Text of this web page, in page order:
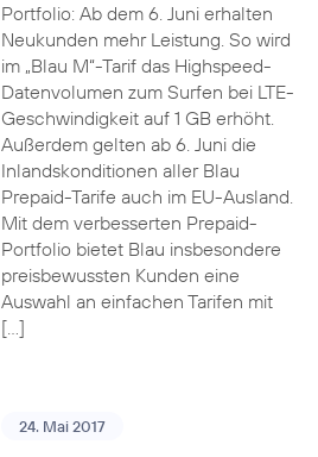
Portfolio: Ab dem 6. Juni erhalten
Neukunden mehr Leistung. So wird
im „Blau M“-Tarif das Highspeed-
Datenvolumen zum Surfen bei LTE-
Geschwindigkeit auf 1 GB erhöht.
Außerdem gelten ab 6. Juni die
Inlandskonditionen aller Blau
Prepaid-Tarife auch im EU-Ausland.
Mit dem verbesserten Prepaid-
Portfolio bietet Blau insbesondere
preisbewussten Kunden eine
Auswahl an einfachen Tarifen mit
[…]
24. Mai 2017